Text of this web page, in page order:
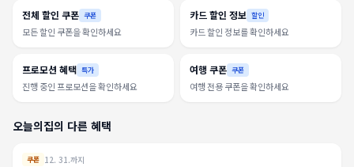
전체 할인 쿠폰 쿠폰
모든 할인 쿠폰을 확인하세요
카드 할인 정보 할인
카드 할인 정보를 확인하세요
프로모션 혜택 특가
진행 중인 프로모션을 확인하세요
여행 쿠폰 쿠폰
여행 전용 쿠폰을 확인하세요
오늘의집의 다른 혜택
쿠폰 12. 31.까지